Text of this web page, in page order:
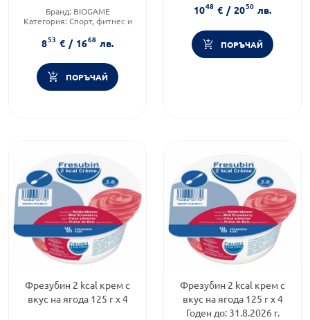
Бранд: BIOGAME
Категория: Спорт, фитнес и
Форма на продукта:прах
853 € / 1668 лв.
ПОРЪЧАЙ
1048 € / 2050 лв.
ПОРЪЧАЙ
Фрезубин 2 kcal крем с
вкус на ягода 125 г х 4
Фрезубин 2 kcal крем с
вкус на ягода 125 г х 4
Годен до: 31.8.2026 г.